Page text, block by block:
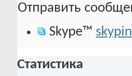
Отправить
Skype™
Статистика